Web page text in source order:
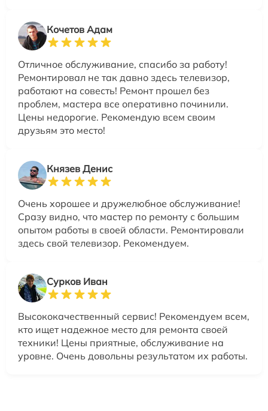
Кочетов Адам
Отличное обслуживание, спасибо за работу!
Ремонтировал не так давно здесь телевизор,
работают на совесть! Ремонт прошел без
проблем, мастера все оперативно починили.
Цены недорогие. Рекомендую всем своим
друзьям это место!
Князев Денис
Очень хорошее и дружелюбное обслуживание!
Сразу видно, что мастер по ремонту с большим
опытом работы в своей области. Ремонтировали
здесь свой телевизор. Рекомендуем.
Сурков Иван
Высококачественный сервис! Рекомендуем всем,
кто ищет надежное место для ремонта своей
техники! Цены приятные, обслуживание на
уровне. Очень довольны результатом их работы.